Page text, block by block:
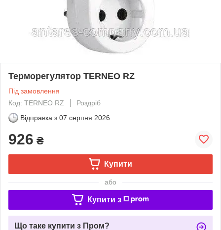
Терморегулятор TERNEO RZ
Під замовлення
Код: TERNEO RZ
Роздріб
Відправка з 07 серпня 2026
926 ₴
Купити
або
Купити з
Що таке купити з Пром?